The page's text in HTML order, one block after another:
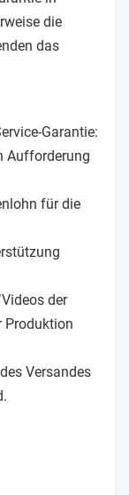
die
das
Garantie:
Aufforderung
für die
der
Produktion
Versandes